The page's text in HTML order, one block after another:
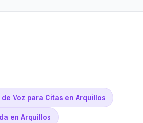
Voz para Citas en Arquillos
en Arquillos